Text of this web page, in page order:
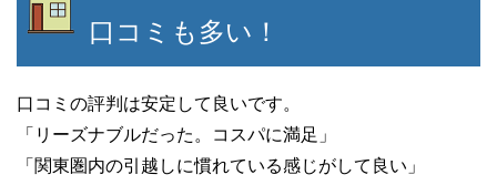
口コミも多い！
口コミの評判は安定して良いです。
「リーズナブルだった。コスパに満足」
「関東圏内の引越しに慣れている感じがして良い」